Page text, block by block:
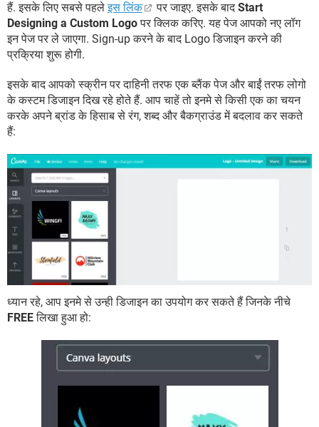
हैं. इसके लिए सबसे पहलेइस लिंक पर जाइए. इसके बादStart
Designing a Custom Logoपर क्लिक करिए. यह पेज आपको नए लॉग
इन पेज पर ले जाएगा. Sign-up करने के बाद Logo डिजाइन करने की
प्रक्रिया शुरू होगी.
इसके बाद आपको स्क्रीन पर दाहिनी तरफ एक ब्लैंक पेज और बाईं तरफ लोगो
के कस्टम डिजाइन दिख रहे होते हैं. आप चाहें तो इनमे से किसी एक का चयन
करके अपने ब्रांड के हिसाब से रंग, शब्द और बैकग्राउंड में बदलाव कर सकते
हैं:
ध्यान रहे, आप इनमे से उन्ही डिजाइन का उपयोग कर सकते हैं जिनके नीचे
FREEलिखा हुआ हो: